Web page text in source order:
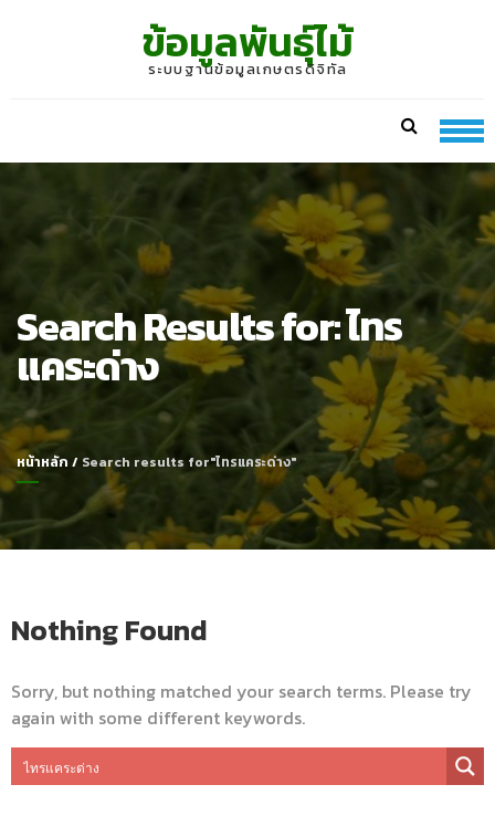
ข้อมูลพันธุ์ไม้
ระบบฐานข้อมูลเกษตรดิจิทัล
Search Results for:ไทร
แคระด่าง
หน้าหลัก / Search results for"ไทรแคระด่าง"
Nothing Found
Sorry, but nothing matched your search terms. Please try
again with some different keywords.